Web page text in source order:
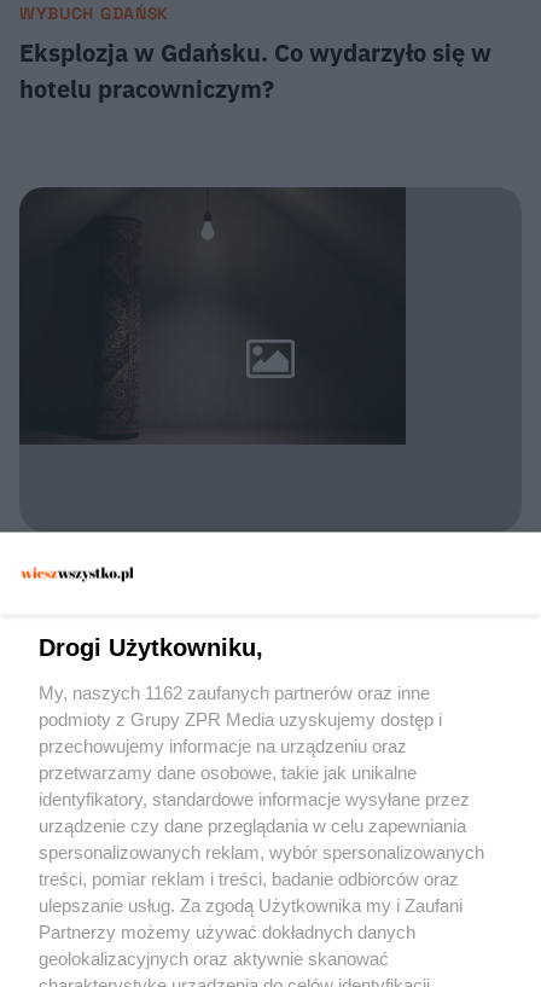
WYBUCH GDAŃSK
Eksplozja w Gdańsku. Co wydarzyło się w
hotelu pracowniczym?
dywan wystarczył, by zmylić
funkcjonariuszy?
Żaden utwór zamieszczony w serwisie nie może być powielany i
rozpowszechniany lub dalej rozpowszechniany w jakikolwiek sposób (w tym
także elektroniczny lub mechaniczny) na jakimkolwiek polu eksploatacji w
jakiejkolwiek formie, włącznie z umieszczaniem w Internecie bez pisemnej
zgody właściciela praw. Jakiekolwiek użycie lub wykorzystanie utworów w
całości lub w części z naruszeniem prawa, tzn. bez właściwej zgody, jest
zabronione pod groźbą kary i może być ścigane prawnie.
Drogi Użytkowniku,
My, naszych 1162 zaufanych partnerów oraz inne
podmioty z Grupy ZPR Media uzyskujemy dostęp i
przechowujemy informacje na urządzeniu oraz
przetwarzamy dane osobowe, takie jak unikalne
identyfikatory, standardowe informacje wysyłane przez
urządzenie czy dane przeglądania w celu zapewniania
spersonalizowanych reklam, wybór spersonalizowanych
treści, pomiar reklam i treści, badanie odbiorców oraz
ulepszanie usług. Za zgodą Użytkownika my i Zaufani
Partnerzy możemy używać dokładnych danych
geolokalizacyjnych oraz aktywnie skanować